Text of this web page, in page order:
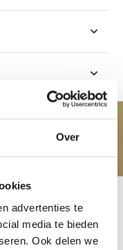
Over
advertenties te
media te bieden
Ook delen we